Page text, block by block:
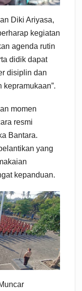
Diki Ariyasa,
kegiatan
agenda rutin
didik dapat
disiplin dan
momen
resmi
Bantara.
yang
kepanduan.